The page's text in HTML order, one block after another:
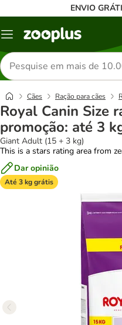
ENVIO
Menu
Pesquisar
produtos
Cães Ração para cães
Royal Canin Size
promoção: até 3
Giant Adult (15 + 3 kg)
This is a stars rating area from
Dar opinião
Até 3 kg grátis